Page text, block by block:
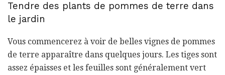
Tendre des plants de pommes de terre dans
le jardin
Vous commencerez à voir de belles vignes de pommes
de terre apparaître dans quelques jours. Les tiges sont
assez épaisses et les feuilles sont généralement vert